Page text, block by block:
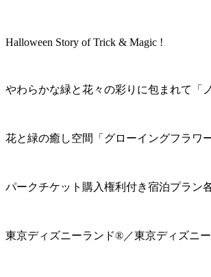
Halloween Story of Trick & Magic !
やわらかな緑と花々の彩りに包まれて「
花と緑の癒し空間「グローイングフラワ
パークチケット購入権利付き宿泊プラン
東京ディズニーランド®／東京ディズニ